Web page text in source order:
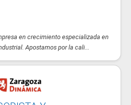
en crecimiento especializada en
Apostamos por la cali...